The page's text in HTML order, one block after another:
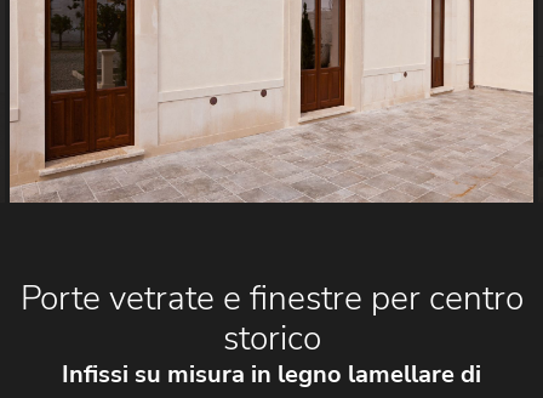
Porte vetrate e finestre per centro
storico
Infissi su misura in legno lamellare di